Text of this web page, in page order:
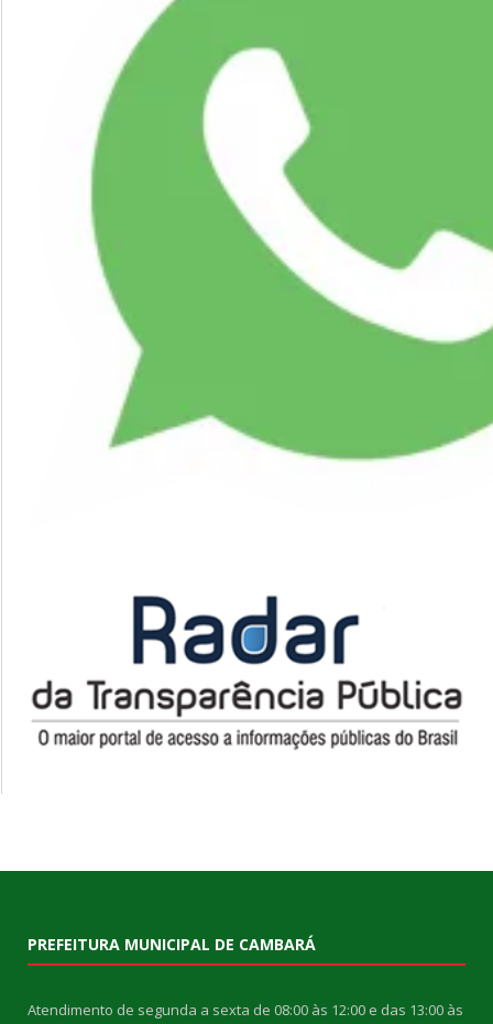
PREFEITURA MUNICIPAL DE CAMBARÁ
Atendimento de segunda a sexta de 08:00 às 12:00 e das 13:00 às